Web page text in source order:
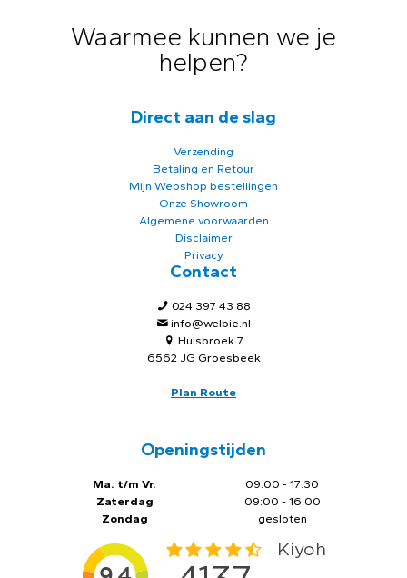
Waarmee kunnen we je
helpen?
Direct aan de slag
Verzending
Betaling en Retour
Mijn Webshop bestellingen
Onze Showroom
Algemene voorwaarden
Disclaimer
Privacy
Contact
024 397 43 88
info@welbie.nl
Hulsbroek 7
6562 JG Groesbeek
Plan Route
Openingstijden
Ma. t/m Vr.
Zaterdag
Zondag
09:00 - 17:30
09:00 - 16:00
gesloten